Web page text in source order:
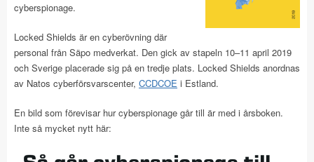
cyberspionage.
Locked Shields är en cyberövning där
personal från Säpo medverkat. Den gick av stapeln 10–11 april 2019
och Sverige placerade sig på en tredje plats. Locked Shields anordnas
av Natos cyberförsvarscenter, CCDCOE i Estland.
En bild som förevisar hur cyberspionage går till är med i årsboken.
Inte så mycket nytt här: